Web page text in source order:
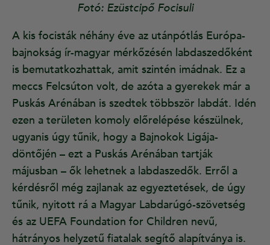
Fotó: Ezüstcipő Focisuli
A kis focisták néhány éve az utánpótlás Európa-
bajnokság ír-magyar mérkőzésén labdaszedőként
is bemutatkozhattak, amit szintén imádnak. Ez a
meccs Felcsúton volt, de azóta a gyerekek már a
Puskás Arénában is szedtek többször labdát. Idén
ezen a területen komoly előrelépése készülnek,
ugyanis úgy tűnik, hogy a Bajnokok Ligája-
döntőjén – ezt a Puskás Arénában tartják
májusban – ők lehetnek a labdaszedők. Erről a
kérdésről még zajlanak az egyeztetések, de úgy
tűnik, nyitott rá a Magyar Labdarúgó-szövetség
és az UEFA Foundation for Children nevű,
hátrányos helyzetű fiatalak segítő alapítványa is.